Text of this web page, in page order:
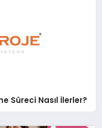
Süreci Nasıl İlerler?